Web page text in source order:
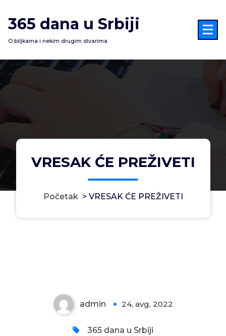
na
sadržaj
365 dana u Srbiji
O biljkama i nekim drugim stvarima
VRESAK ĆE PREŽIVETI
Početak> VRESAK ĆE PREŽIVETI
admin 24, avg, 2022
365 dana u Srbiji